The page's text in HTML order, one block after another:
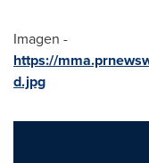
Imagen -
https://
d.jpg